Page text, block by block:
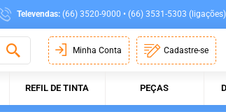
Televendas: (66) 3520-9000 • (66) 3531-5303
Minha Conta Cadastre-se
REFIL DE TINTA PEÇAS